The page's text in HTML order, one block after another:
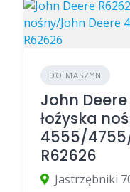
DO MASZYN
John
łoźyska
4555/
R62626
Jastrzębniki